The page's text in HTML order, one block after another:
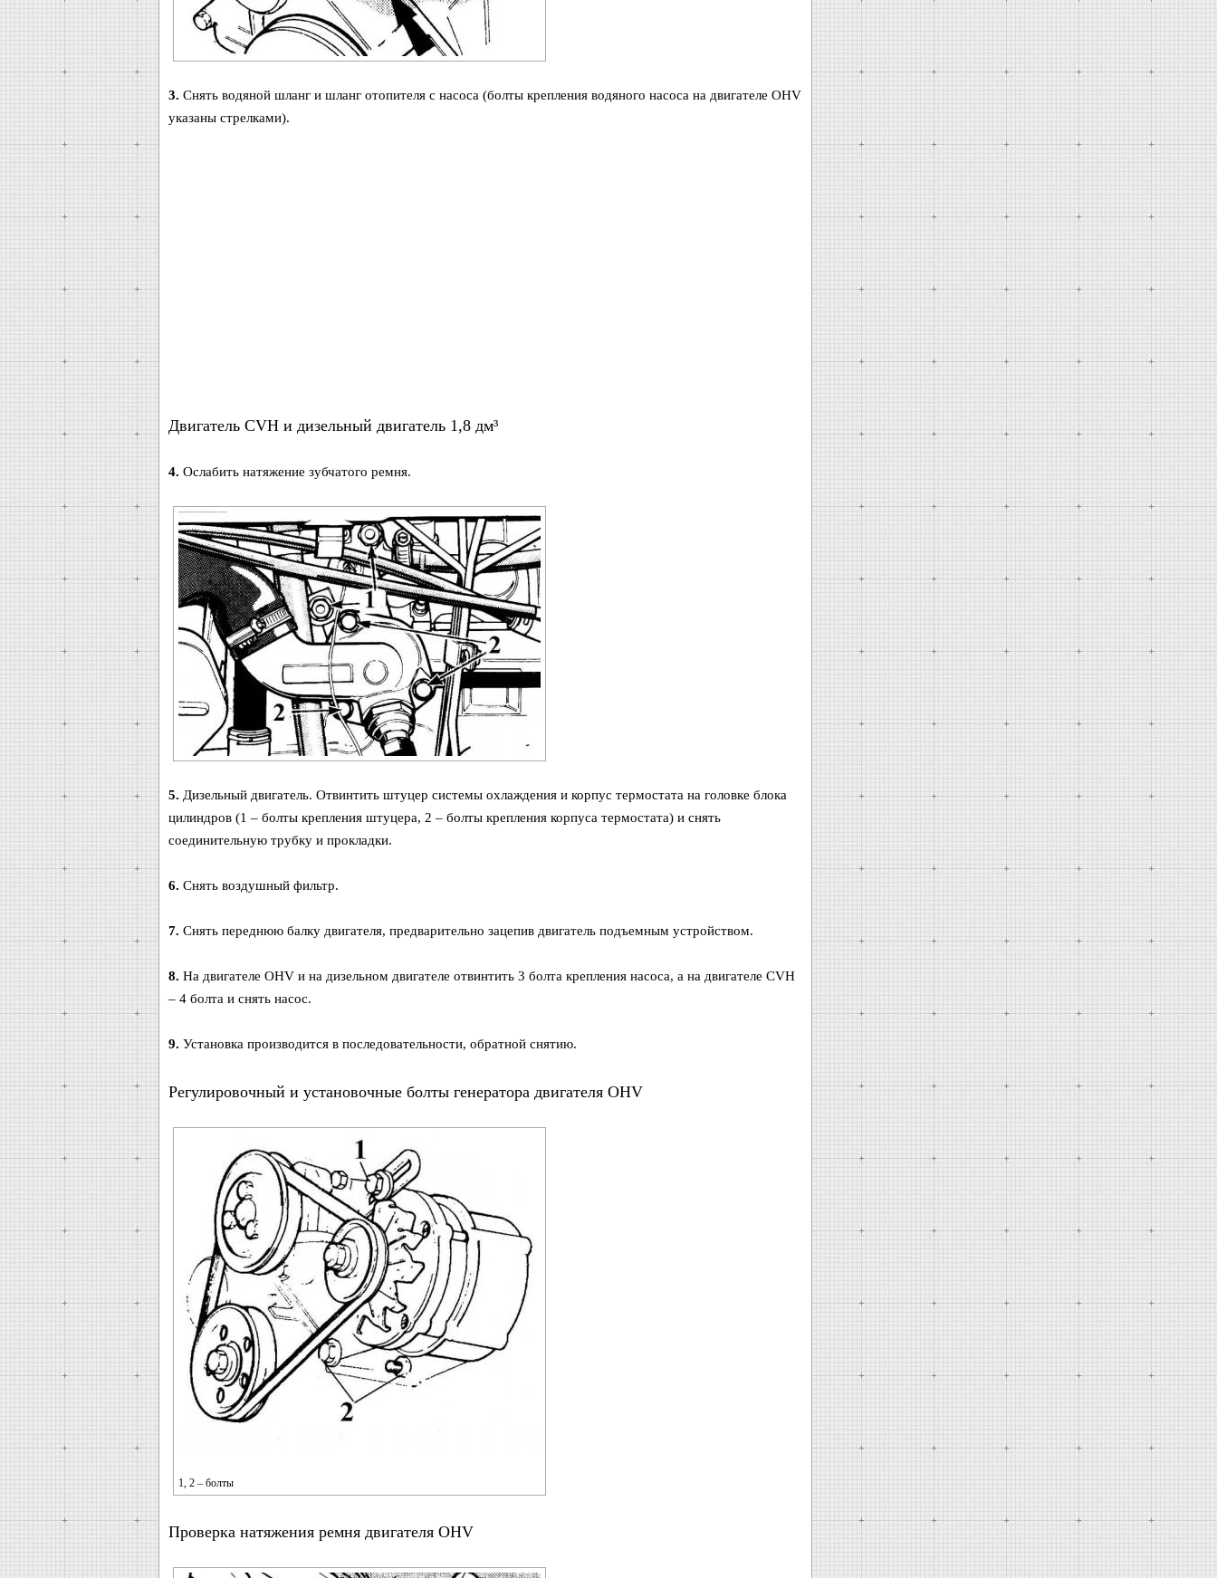
3. Снять водяной шланг и шланг отопителя с насоса (болты крепления водяного насоса на двигателе OHV
указаны стрелками).
Двигатель CVH и дизельный двигатель 1,8 дм³
4. Ослабить натяжение зубчатого ремня.
5. Дизельный двигатель. Отвинтить штуцер системы охлаждения и корпус термостата на головке блока
цилиндров (1 – болты крепления штуцера, 2 – болты крепления корпуса термостата) и снять
соединительную трубку и прокладки.
6. Снять воздушный фильтр.
7. Снять переднюю балку двигателя, предварительно зацепив двигатель подъемным устройством.
8. На двигателе OHV и на дизельном двигателе отвинтить 3 болта крепления насоса, а на двигателе CVH
– 4 болта и снять насос.
9. Установка производится в последовательности, обратной снятию.
Регулировочный и установочные болты генератора двигателя OHV
1, 2 – болты
Проверка натяжения ремня двигателя OHV